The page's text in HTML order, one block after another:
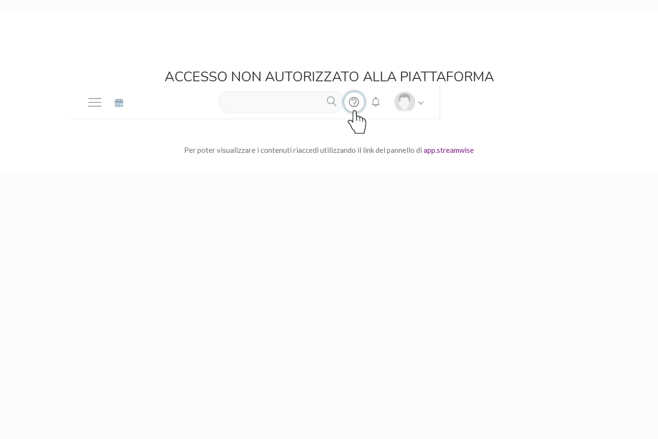
ACCESSO NON AUTORIZZATO ALLA PIATTAFORMA
Per poter visualizzare i contenuti riaccedi utilizzando il link del pannello di app.streamwise